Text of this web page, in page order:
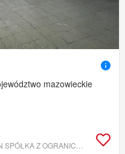
mazowieckie